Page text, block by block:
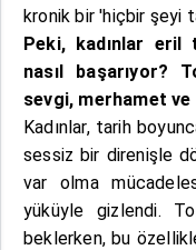
kronik bir 'hiçbir şeyi
Peki, kadınlar eril
nasıl başarıyor?
sevgi, merhamet
Kadınlar, tarih
sessiz bir direnişle
var olma
yüküyle gizlendi.
beklerken, bu